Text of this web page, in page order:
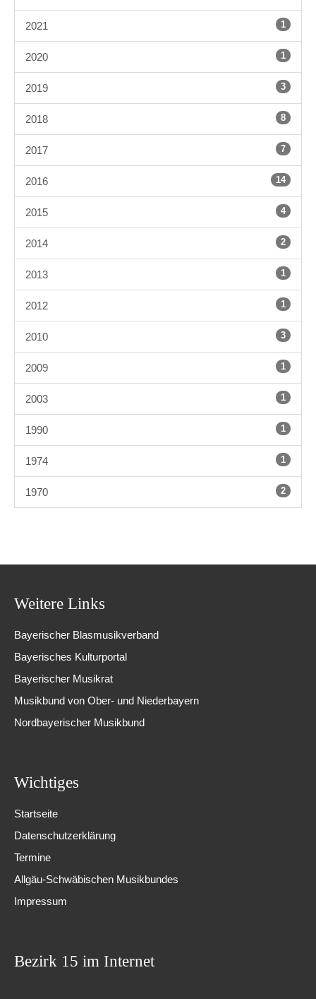
2021 1
2020 1
2019 3
2018 8
2017 7
2016 14
2015 4
2014 2
2013 1
2012 1
2010 3
2009 1
2003 1
1990 1
1974 1
1970 2
Weitere Links
Bayerischer Blasmusikverband
Bayerisches Kulturportal
Bayerischer Musikrat
Musikbund von Ober- und Niederbayern
Nordbayerischer Musikbund
Wichtiges
Startseite
Datenschutzerklärung
Termine
Allgäu-Schwäbischen Musikbundes
Impressum
Bezirk 15 im Internet